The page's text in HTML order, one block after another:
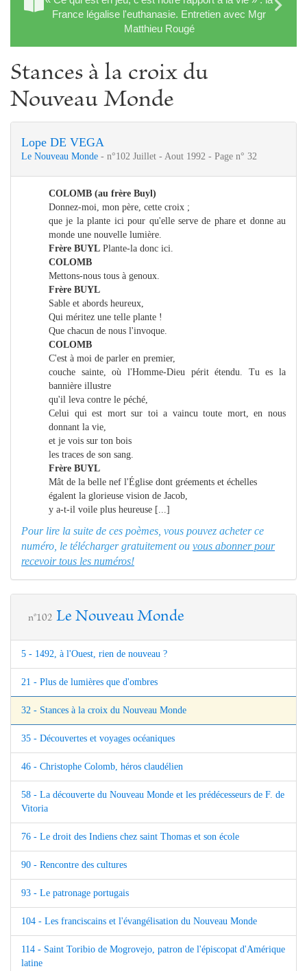
France légalise l'euthanasie. Entretien avec Mgr
Matthieu Rougé
Stances à la croix du
Nouveau Monde
Lope DE VEGA
Le Nouveau Monde - n°102 Juillet - Aout 1992 - Page n° 32
COLOMB (au frère Buyl)
Donnez-moi, mon père, cette croix ;
que je la plante ici pour qu'elle serve de phare et donne au
monde une nouvelle lumière.
Frère BUYL Plante-la donc ici.
COLOMB
Mettons-nous tous à genoux.
Frère BUYL
Sable et abords heureux,
Qui méritez une telle plante !
Que chacun de nous l'invoque.
COLOMB
C'est à moi de parler en premier,
couche sainte, où l'Homme-Dieu périt étendu. Tu es la
bannière illustre
qu'il leva contre le péché,
Celui qui est mort sur toi a vaincu toute mort, en nous
donnant la vie,
et je vois sur ton bois
les traces de son sang.
Frère BUYL
Mât de la belle nef l'Église dont gréements et échelles
égalent la glorieuse vision de Jacob,
y a-t-il voile plus heureuse [...]
Pour lire la suite de ces poèmes, vous pouvez acheter ce
numéro, le télécharger gratuitement ou vous abonner pour
recevoir tous les numéros!
n°102 Le Nouveau Monde
5 - 1492, à l'Ouest, rien de nouveau ?
21 - Plus de lumières que d'ombres
32 - Stances à la croix du Nouveau Monde
35 - Découvertes et voyages océaniques
46 - Christophe Colomb, héros claudélien
58 - La découverte du Nouveau Monde et les prédécesseurs de F. de
Vitoria
76 - Le droit des Indiens chez saint Thomas et son école
90 - Rencontre des cultures
93 - Le patronage portugais
104 - Les franciscains et l'évangélisation du Nouveau Monde
114 - Saint Toribio de Mogrovejo, patron de l'épiscopat d'Amérique
latine